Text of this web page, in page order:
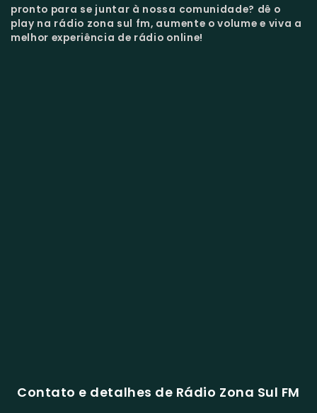
pronto para se juntar à nossa comunidade? dê o
play na rádio zona sul fm, aumente o volume e viva a
melhor experiência de rádio online!
Contato e detalhes de Rádio Zona Sul FM